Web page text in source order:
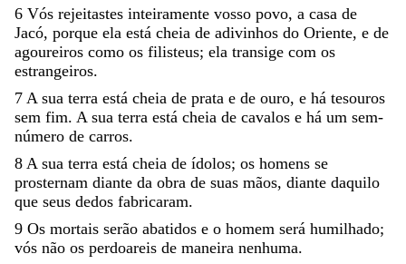
6 Vós rejeitastes inteiramente vosso povo, a casa de
Jacó, porque ela está cheia de adivinhos do Oriente, e de
agoureiros como os filisteus; ela transige com os
estrangeiros.
7 A sua terra está cheia de prata e de ouro, e há tesouros
sem fim. A sua terra está cheia de cavalos e há um sem-
número de carros.
8 A sua terra está cheia de ídolos; os homens se
prosternam diante da obra de suas mãos, diante daquilo
que seus dedos fabricaram.
9 Os mortais serão abatidos e o homem será humilhado;
vós não os perdoareis de maneira nenhuma.